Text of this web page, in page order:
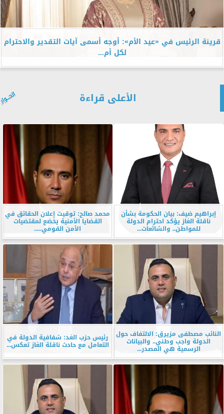
قرينة الرئيس في «عيد الأم»: أوجه أسمى آيات التقدير والاحترام
لكل أم...
الأعلى قراءة
إبراهيم ضيف: بيان الحكومة بشأن
ناقلة الغاز يؤكد احترام الدولة
للمواطن.. والشائعات...
محمد صالح: توقيت إعلان الحقائق في
القضايا الأمنية يخضع لمقتضيات
الأمن القومي.....
النائب مصطفى مزيرق: الالتفاف حول
الدولة واجب وطني.. والبيانات
الرسمية هي المصدر...
رئيس حزب الغد: شفافية الدولة في
التعامل مع حادث ناقلة الغاز تعكس...